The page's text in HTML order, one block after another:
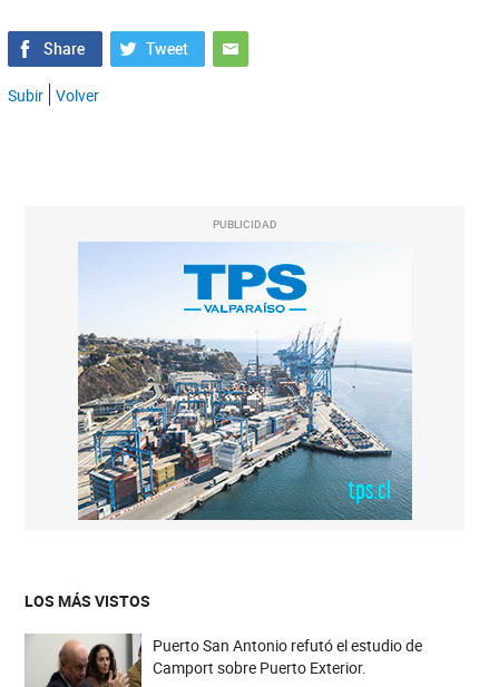
Subir Volver
PUBLICIDAD
LOS MÁS VISTOS
Puerto San Antonio refutó el estudio de
Camport sobre Puerto Exterior.